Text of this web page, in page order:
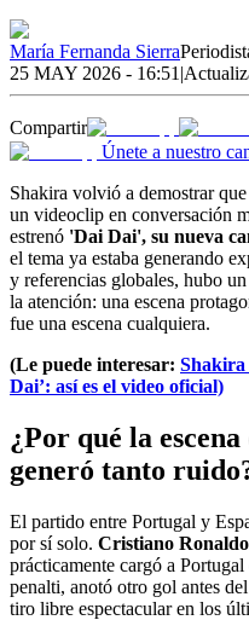
María Fernanda Sierra
25 MAY 2026 - 16:51 |
Compartir
Únete a nuestro
Shakira volvió a demostrar
un videoclip en conversación
estrenó 'Dai Dai', su nueva
el tema ya estaba generando
y referencias globales, hubo
la atención: una escena
fue una escena cualquiera.
(Le puede interesar: Shakira
Dai’: así es el video oficial)
¿Por qué la
generó tanto
El partido entre Portugal y
por sí solo. Cristiano
prácticamente cargó a
penalti, anotó otro gol antes
tiro libre espectacular en los